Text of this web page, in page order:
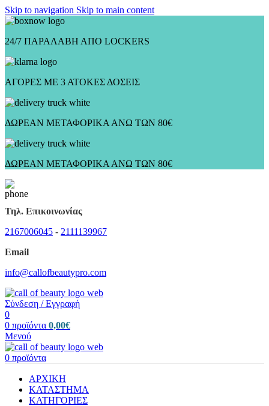
Skip to navigation Skip to main content
24/7 ΠΑΡΑΛΑΒΗ ΑΠΟ LOCKERS
ΑΓΟΡΕΣ ΜΕ 3 ΑΤΟΚΕΣ ΔΟΣΕΙΣ
ΔΩΡΕΑΝ ΜΕΤΑΦΟΡΙΚΑ ΑΝΩ ΤΩΝ 80€
ΔΩΡΕΑΝ ΜΕΤΑΦΟΡΙΚΑ ΑΝΩ ΤΩΝ 80€
Τηλ. Επικοινωνίας
2167006045 - 2111139967
Email
info@callofbeautypro.com
Σύνδεση / Εγγραφή
0
0 προϊόντα 0,00€
Μενού
0 προϊόντα
ΑΡΧΙΚΗ
ΚΑΤΑΣΤΗΜΑ
ΚΑΤΗΓΟΡΙΕΣ